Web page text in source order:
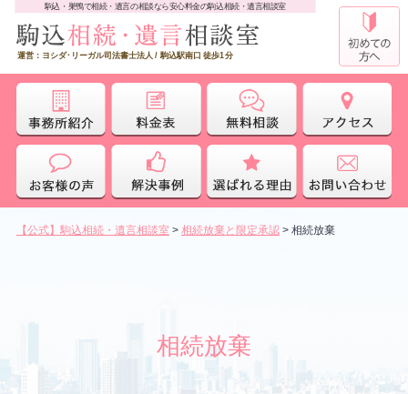
駒込・巣鴨で相続・遺言の相談なら安心料金の駒込相続・遺言相談室
運営：ヨシダ･リーガル司法書士法人 / 駒込駅南口 徒歩1分
【公式】駒込相続・遺言相談室 > 相続放棄と限定承認> 相続放棄
相続放棄